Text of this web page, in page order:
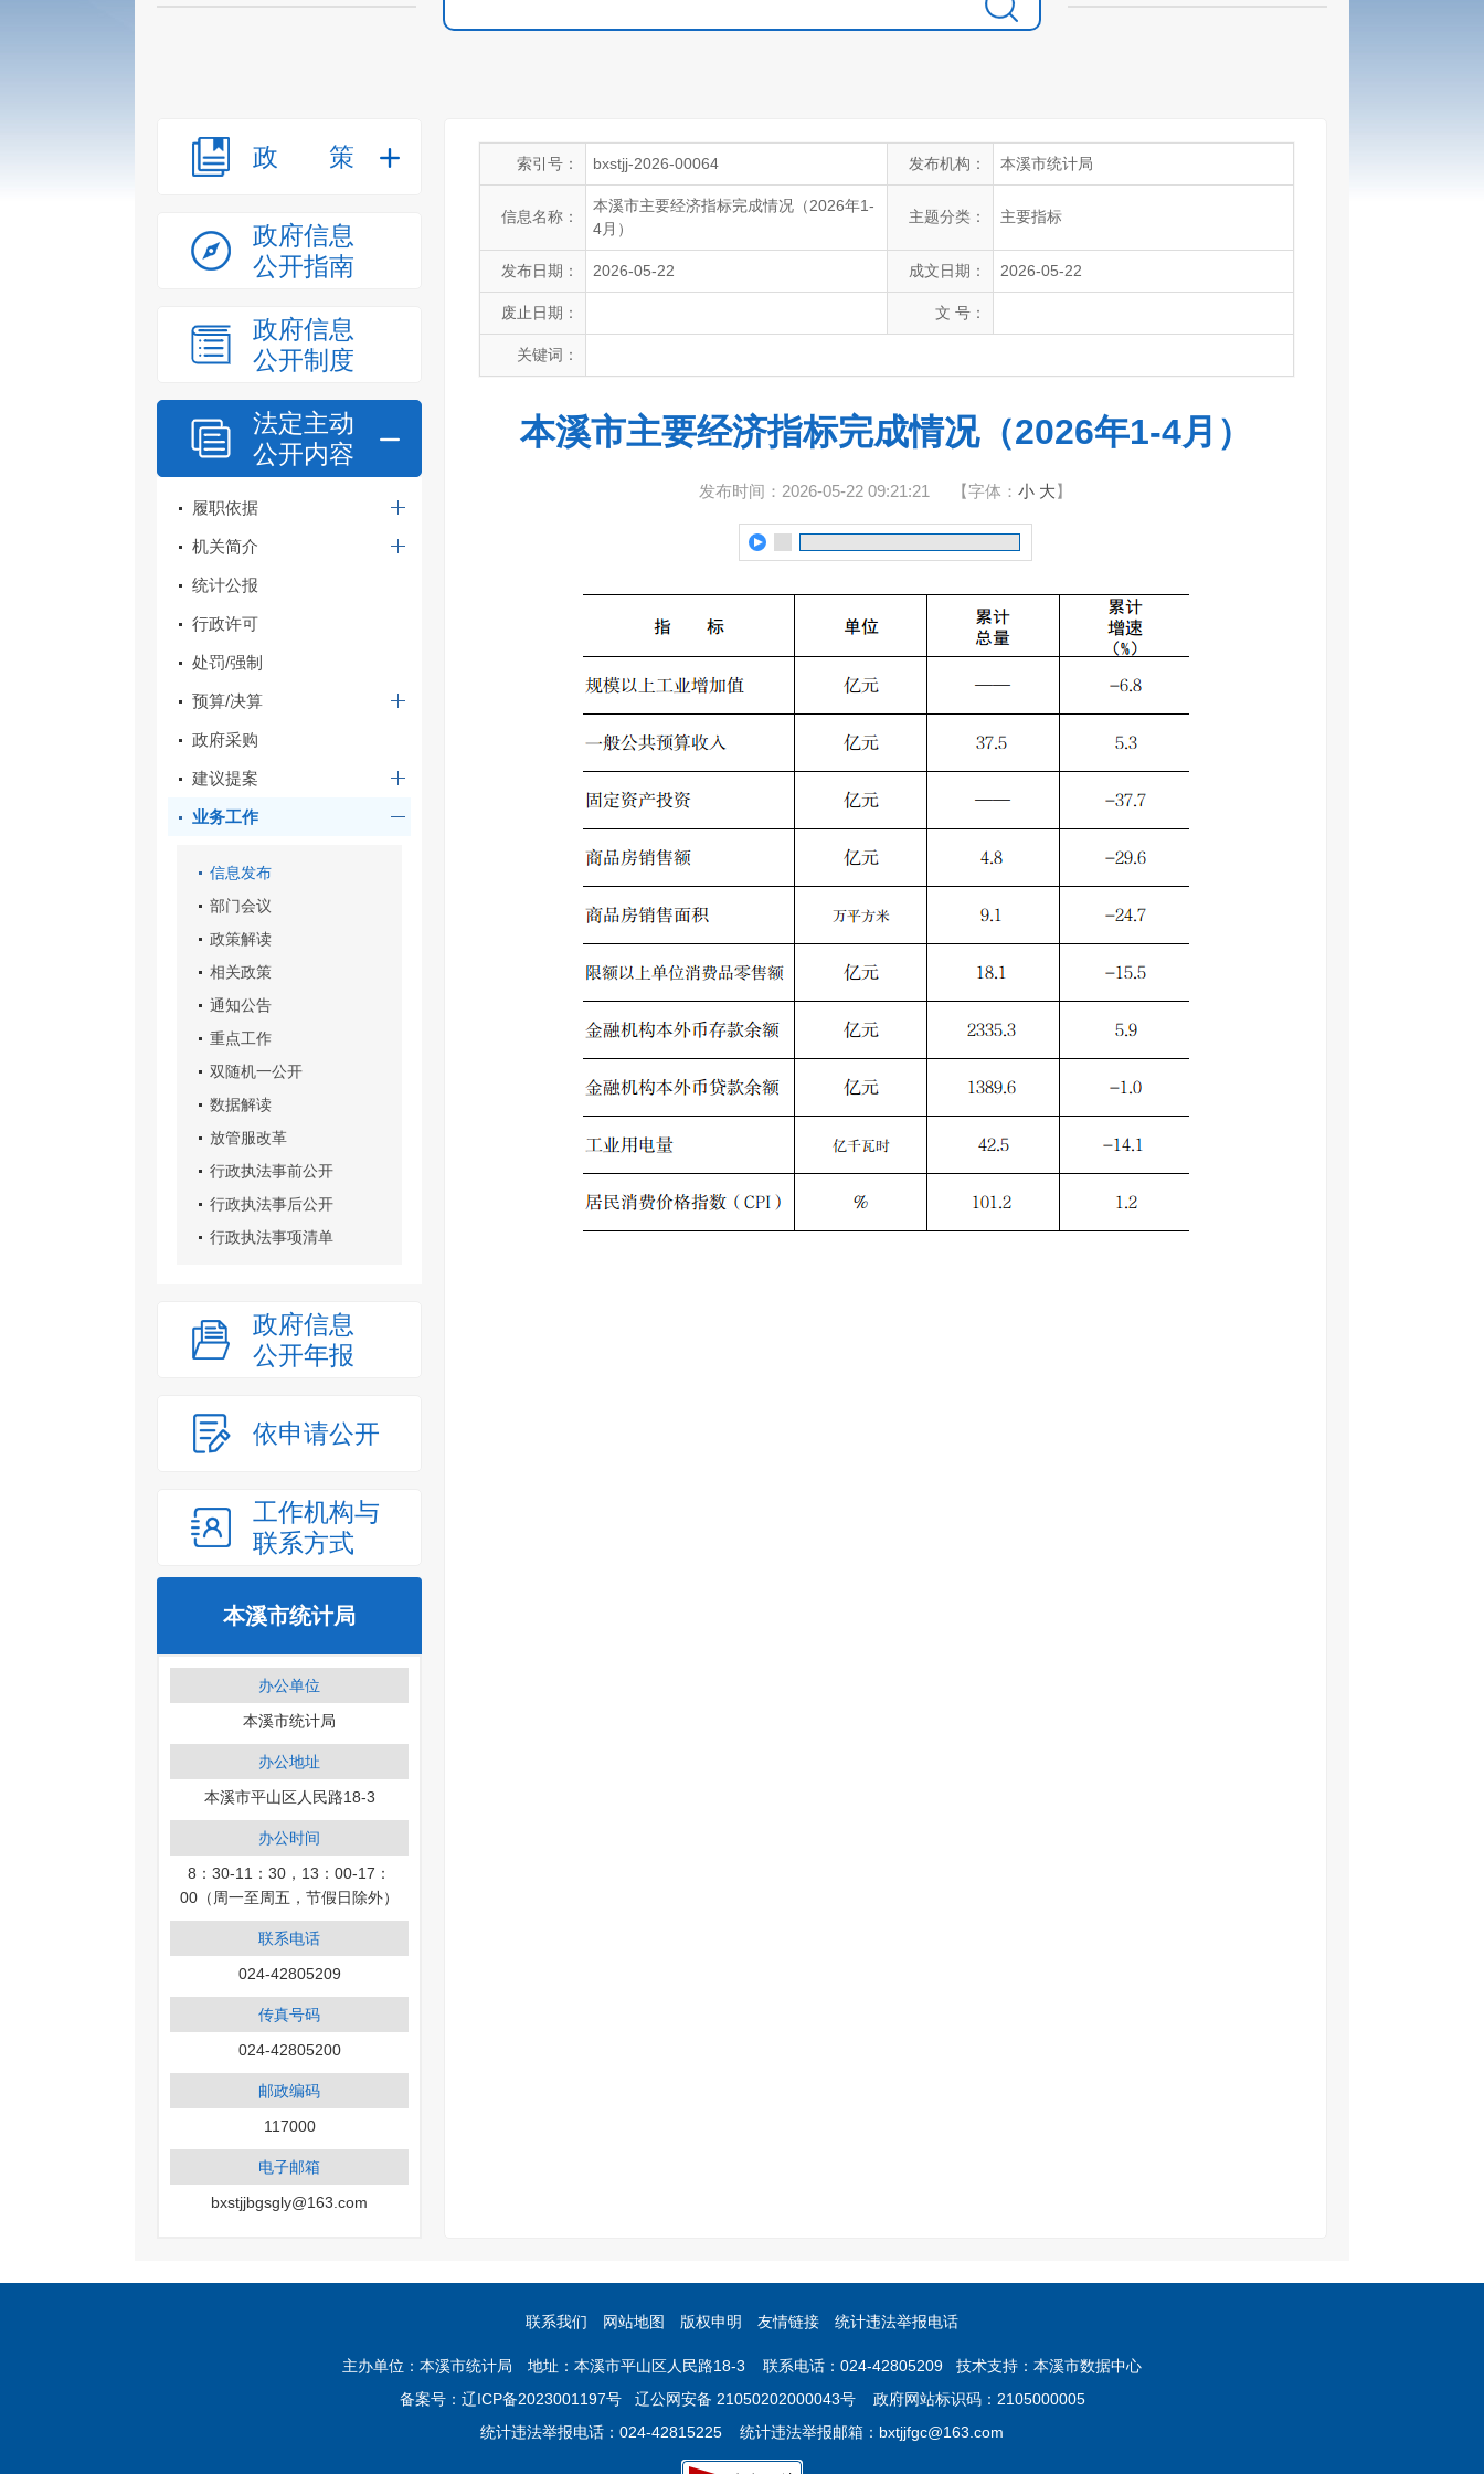
政策
政府信息
公开指南
政府信息
公开制度
法定主动
公开内容
履职依据
机关简介
统计公报
行政许可
处罚/强制
预算/决算
政府采购
建议提案
业务工作
信息发布
部门会议
政策解读
相关政策
通知公告
重点工作
双随机一公开
数据解读
放管服改革
行政执法事前公开
行政执法事后公开
行政执法事项清单
政府信息
公开年报
依申请公开
工作机构与
联系方式
本溪市统计局
办公单位
本溪市统计局
办公地址
本溪市平山区人民路18-3
办公时间
8：30-11：30，13：00-17：
00（周一至周五，节假日除外）
联系电话
024-42805209
传真号码
024-42805200
邮政编码
117000
电子邮箱
bxstjjbgsgly@163.com
索引号： bxstjj-2026-00064 发布机构： 本溪市统计局
信息名称：
本溪市主要经济指标完成情况（2026年1-
4月）
主题分类： 主要指标
发布日期： 2026-05-22 成文日期： 2026-05-22
废止日期： 文 号：
关键词：
本溪市主要经济指标完成情况（2026年1-4月）
发布时间：2026-05-22 09:21:21 【字体： 小 大】
联系我们 网站地图 版权申明 友情链接 统计违法举报电话
主办单位：本溪市统计局 地址：本溪市平山区人民路18-3 联系电话：024-42805209 技术支持：本溪市数据中心
备案号： 辽ICP备2023001197号辽公网安备 21050202000043号 政府网站标识码：2105000005
统计违法举报电话：024-42815225 统计违法举报邮箱：bxtjjfgc@163.com